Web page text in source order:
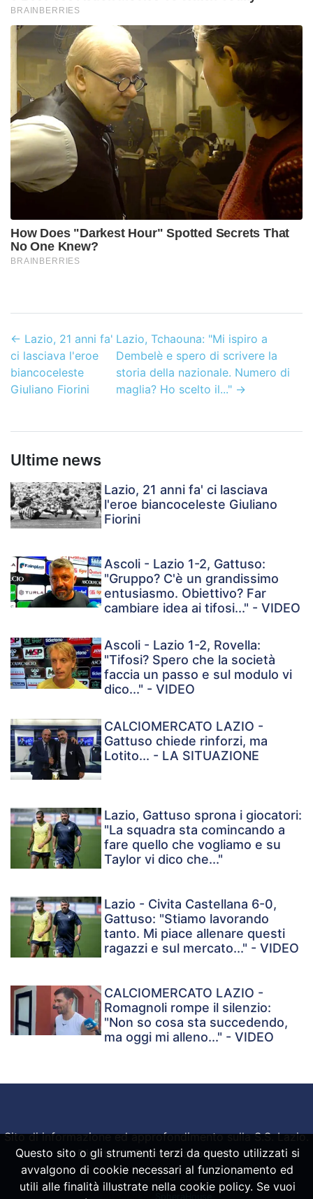
← Lazio, 21 anni fa'
ci lasciava l'eroe
biancoceleste
Giuliano Fiorini
Lazio, Tchaouna: "Mi ispiro a
Dembelè e spero di scrivere la
storia della nazionale. Numero di
maglia? Ho scelto il..."→
Ultime news
Lazio, 21 anni fa' ci lasciava
l'eroe biancoceleste Giuliano
Fiorini
Ascoli - Lazio 1-2, Gattuso:
"Gruppo? C'è un grandissimo
entusiasmo. Obiettivo? Far
cambiare idea ai tifosi..." - VIDEO
Ascoli - Lazio 1-2, Rovella:
"Tifosi? Spero che la società
faccia un passo e sul modulo vi
dico..." - VIDEO
CALCIOMERCATO LAZIO -
Gattuso chiede rinforzi, ma
Lotito... - LA SITUAZIONE
Lazio, Gattuso sprona i giocatori:
"La squadra sta comincando a
fare quello che vogliamo e su
Taylor vi dico che..."
Lazio - Civita Castellana 6-0,
Gattuso: "Stiamo lavorando
tanto. Mi piace allenare questi
ragazzi e sul mercato..." - VIDEO
CALCIOMERCATO LAZIO -
Romagnoli rompe il silenzio:
"Non so cosa sta succedendo,
ma oggi mi alleno..." - VIDEO
Sito di informazione ed approfondimento sulla S.S. Lazio.
Diretto da Franco Capodaglio
Questo sito o gli strumenti terzi da questo utilizzati si
avvalgono di cookie necessari al funzionamento ed
utili alle finalità illustrate nella cookie policy. Se vuoi